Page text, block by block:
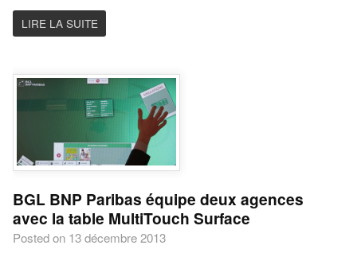
LIRE LA SUITE
BGL BNP Paribas équipe deux agences
avec la table MultiTouch Surface
Posted on 13 décembre 2013